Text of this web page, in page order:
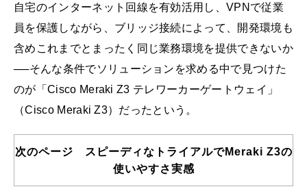
自宅のインターネット回線を有効活用し、VPNで従業
員を保護しながら、ブリッジ接続によって、開発環境も
含めこれまでとまったく同じ業務環境を提供できないか
──そんな条件でソリューションを求める中で見つけた
のが「Cisco Meraki Z3 テレワーカーゲートウェイ」
（Cisco Meraki Z3）だったという。
次のページ スピーディなトライアルでMeraki Z3の
使いやすさ実感